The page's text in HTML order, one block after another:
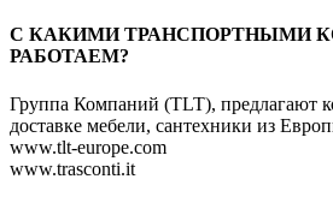
C КАКИМИ ТРАНСПОРТНЫМИ
РАБОТАЕМ?
Группа Компаний (TLT), предлагают
доставке мебели, сантехники из
www.tlt-europe.com
www.trasconti.it